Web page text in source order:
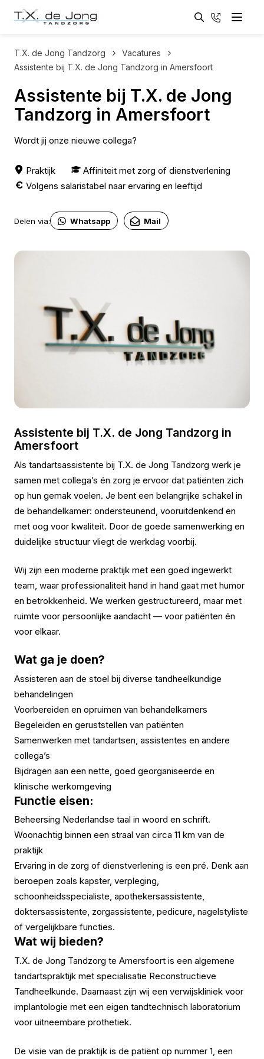
Menu
Zoeken 033 -
T.X. de Jong Tandzorg
Vacatures
Assistente bij T.X. de Jong Tandzorg in Amersfoort
Assistente bij T.X. de Jong
Tandzorg in Amersfoort
Wordt jij onze nieuwe collega?
Werklocatie
Praktijk Opleiding of ervaring
Affiniteit met zorg of dienstverlening
Salarisindicatie
Volgens salaristabel naar ervaring en leeftijd
Delen via: Whatsapp Mail
Assistente bij T.X. de Jong Tandzorg in
Amersfoort
Als tandartsassistente bij T.X. de Jong Tandzorg werk je
samen met collega’s én zorg je ervoor dat patiënten zich
op hun gemak voelen. Je bent een belangrijke schakel in
de behandelkamer: ondersteunend, vooruitdenkend en
met oog voor kwaliteit. Door de goede samenwerking en
duidelijke structuur vliegt de werkdag voorbij.
Wij zijn een moderne praktijk met een goed ingewerkt
team, waar professionaliteit hand in hand gaat met humor
en betrokkenheid. We werken gestructureerd, maar met
ruimte voor persoonlijke aandacht — voor patiënten én
voor elkaar.
Wat ga je doen?
Assisteren aan de stoel bij diverse tandheelkundige
behandelingen
Voorbereiden en opruimen van behandelkamers
Begeleiden en geruststellen van patiënten
Samenwerken met tandartsen, assistentes en andere
collega’s
Bijdragen aan een nette, goed georganiseerde en
klinische werkomgeving
Functie eisen:
Beheersing Nederlandse taal in woord en schrift.
Woonachtig binnen een straal van circa 11 km van de
praktijk
Ervaring in de zorg of dienstverlening is een pré. Denk aan
beroepen zoals kapster, verpleging,
schoonheidsspecialiste, apothekersassistente,
doktersassistente, zorgassistente, pedicure, nagelstyliste
of vergelijkbare functies.
Wat wij bieden?
T.X. de Jong Tandzorg te Amersfoort is een algemene
tandartspraktijk met specialisatie Reconstructieve
Tandheelkunde. Daarnaast zijn wij een verwijskliniek voor
implantologie met een eigen tandtechnisch laboratorium
voor uitneembare prothetiek.
De visie van de praktijk is de patiënt op nummer 1, een